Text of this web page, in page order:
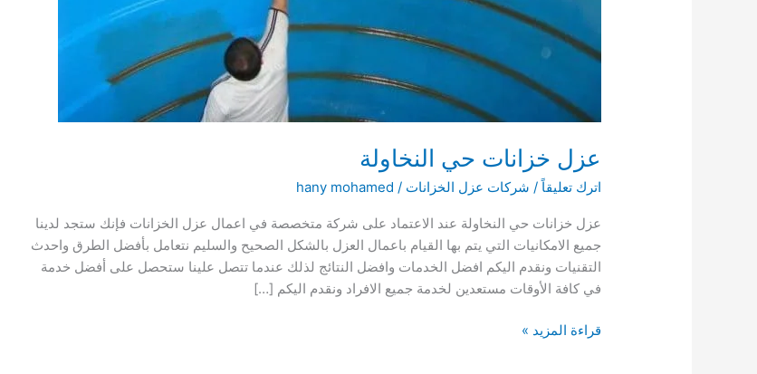
عزل خزانات حي النخاولة
اترك تعليقاً / شركات عزل الخزانات /
hany mohamed
عزل خزانات حي النخاولة عند الاعتماد على شركة متخصصة في اعمال عزل الخزانات فإنك ستجد لدينا
جميع الامكانيات التي يتم بها القيام باعمال العزل بالشكل الصحيح والسليم نتعامل بأفضل الطرق واحدث
التقنيات ونقدم اليكم افضل الخدمات وافضل النتائج لذلك عندما تتصل علينا ستحصل على أفضل خدمة
في كافة الأوقات مستعدين لخدمة جميع الافراد ونقدم اليكم […]
عزل
قراءة المزيد »